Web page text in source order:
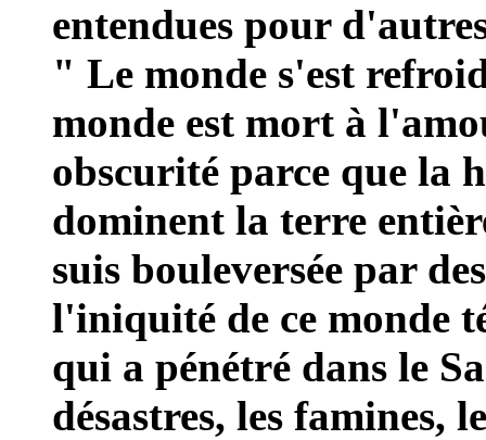
entendues pour
" Le monde s'est
monde est mort à
obscurité parce que la
dominent la terre
suis bouleversée par
l'iniquité de ce monde
qui a pénétré dans le
désastres, les famines,